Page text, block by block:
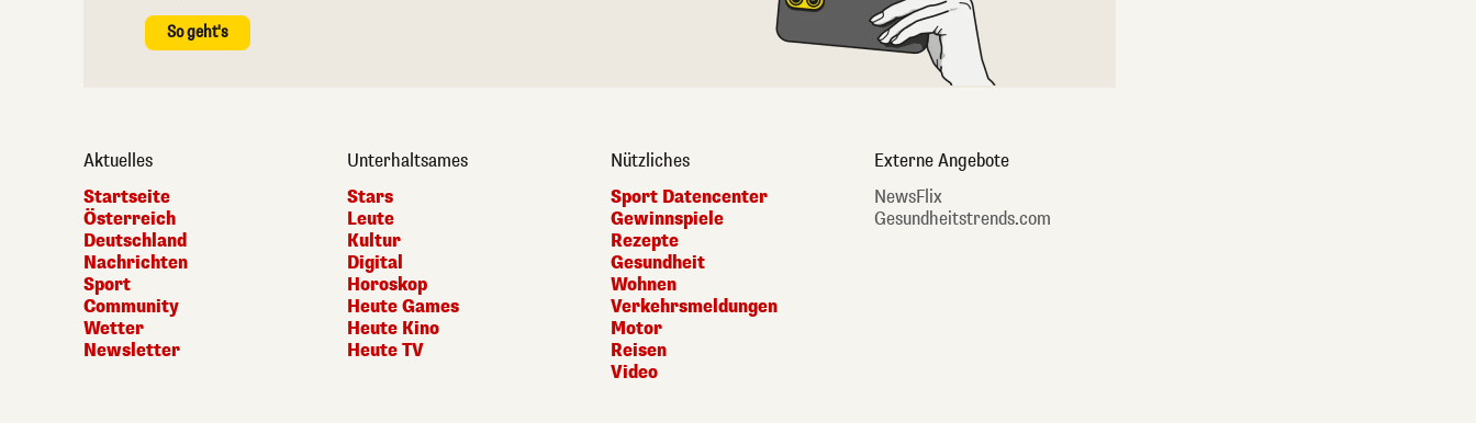
So geht's
Aktuelles
Startseite
Österreich
Deutschland
Nachrichten
Sport
Community
Wetter
Newsletter
Unterhaltsames
Stars
Leute
Kultur
Digital
Horoskop
Heute Games
Heute Kino
Heute TV
Nützliches
Sport Datencenter
Gewinnspiele
Rezepte
Gesundheit
Wohnen
Verkehrsmeldungen
Motor
Reisen
Video
Externe Angebote
NewsFlix
Gesundheitstrends.com